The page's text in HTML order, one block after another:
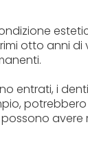
otto anni
entrati, i
possono